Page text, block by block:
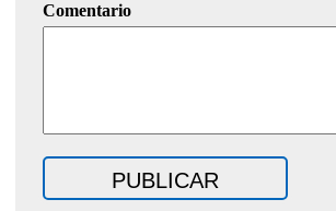
Comentario